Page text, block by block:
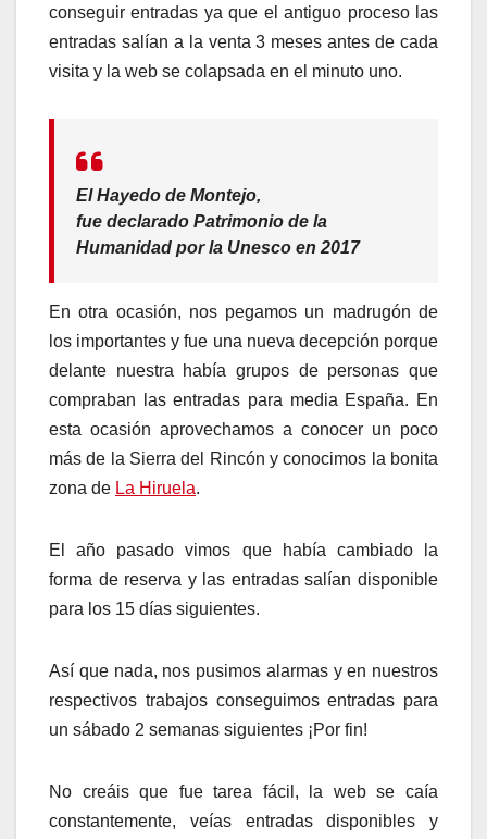
conseguir entradas ya que el antiguo proceso las
entradas salían a la venta 3 meses antes de cada
visita y la web se colapsada en el minuto uno.
El Hayedo de Montejo,
fue declarado Patrimonio de la
Humanidad por la Unesco en 2017
En otra ocasión, nos pegamos un madrugón de
los importantes y fue una nueva decepción porque
delante nuestra había grupos de personas que
compraban las entradas para media España. En
esta ocasión aprovechamos a conocer un poco
más de la Sierra del Rincón y conocimos la bonita
zona de La Hiruela.
El año pasado vimos que había cambiado la
forma de reserva y las entradas salían disponible
para los 15 días siguientes.
Así que nada, nos pusimos alarmas y en nuestros
respectivos trabajos conseguimos entradas para
un sábado 2 semanas siguientes ¡Por fin!
No creáis que fue tarea fácil, la web se caía
constantemente, veías entradas disponibles y